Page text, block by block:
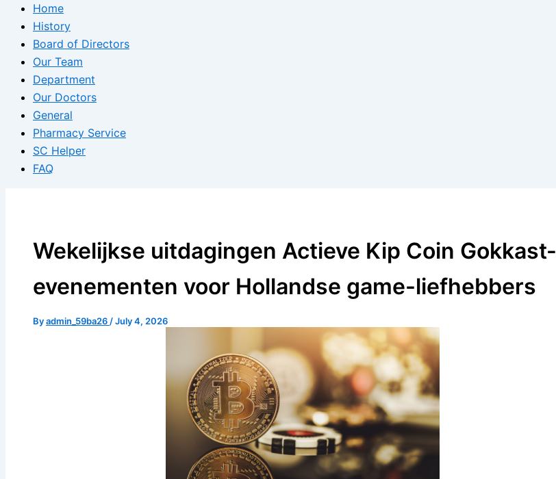
Home
History
Board of Directors
Our Team
Department
Our Doctors
General
Pharmacy Service
SC Helper
FAQ
Wekelijkse uitdagingen Actieve Kip Coin Gokkast-
evenementen voor Hollandse game-liefhebbers
Byadmin_59ba26 /July 4, 2026